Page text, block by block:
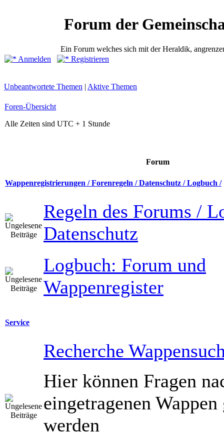
Forum der
Ein Forum welches sich mit der Heraldik,
Anmelden
Registrieren
Unbeantwortete Themen | Aktive Themen
Foren-Übersicht
Alle Zeiten sind UTC + 1 Stunde
Forum
Wappenregistrierungen / Forenregeln / Datenschutz / Logbuch /
Regeln des Forums /
Datenschutz
Logbuch: Forum und
Wappenregister
Service
Recherche
Hier können Fragen
eingetragenen
werden